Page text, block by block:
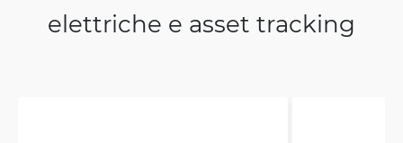
elettriche e asset tracking